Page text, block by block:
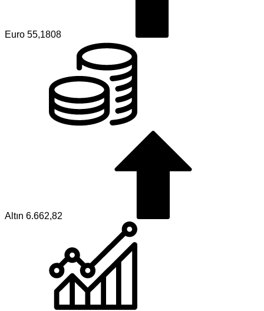
Euro 55,1808
Altın 6.662,82